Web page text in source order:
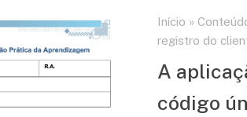
Início »
registro do
A
código